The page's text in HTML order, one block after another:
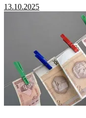
13.10.2025